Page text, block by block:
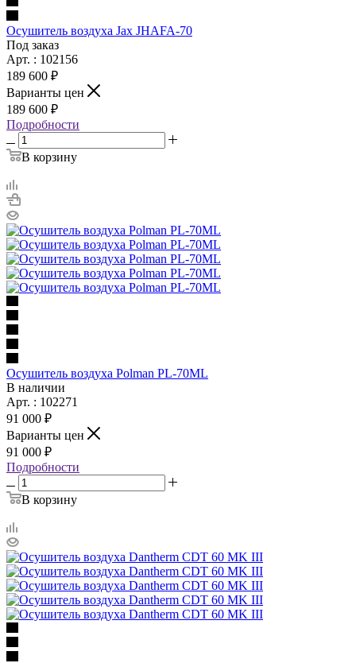
Осушитель воздуха Jax JHAFA-70
Под заказ
Арт. : 102156
189 600 ₽
Варианты цен
189 600 ₽
Подробности
В корзину
Осушитель воздуха Polman PL-70ML
В наличии
Арт. : 102271
91 000 ₽
Варианты цен
91 000 ₽
Подробности
В корзину